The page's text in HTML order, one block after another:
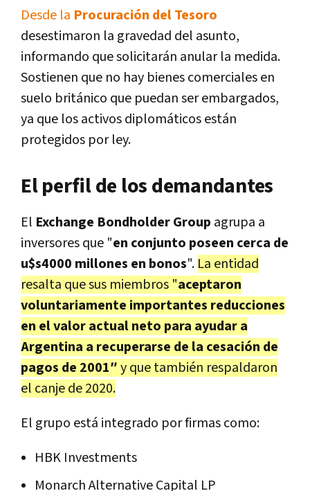
Desde la Procuración del Tesoro
desestimaron la gravedad del asunto,
informando que solicitarán anular la medida.
Sostienen que no hay bienes comerciales en
suelo británico que puedan ser embargados,
ya que los activos diplomáticos están
protegidos por ley.
El perfil de los demandantes
El Exchange Bondholder Group agrupa a
inversores que "en conjunto poseen cerca de
u$s4000 millones en bonos". La entidad
resalta que sus miembros "aceptaron
voluntariamente importantes reducciones
en el valor actual neto para ayudar a
Argentina a recuperarse de la cesación de
pagos de 2001″y que también respaldaron
el canje de 2020.
El grupo está integrado por firmas como:
HBK Investments
Monarch Alternative Capital LP